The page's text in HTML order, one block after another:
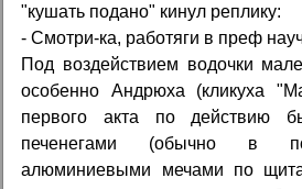
"кушать подано" кинул реплику:
- Смотри-ка, работяги в преф
Под воздействием водочки
особенно Андрюха (кликуха
первого акта по действию
печенегами (обычно в
алюминиевыми мечами по